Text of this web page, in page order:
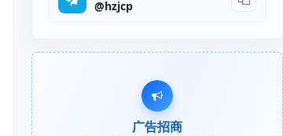
@hzjcp
广告招商